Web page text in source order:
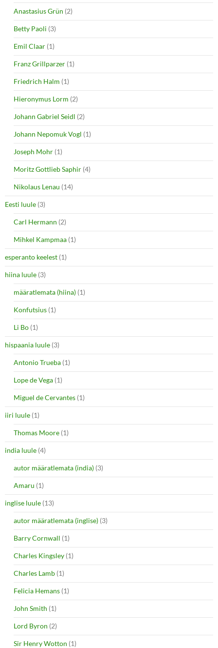
) w
)
Anastasius Grün (2)
Betty Paoli (3)
Emil Claar (1)
Franz Grillparzer (1)
Friedrich Halm (1)
Hieronymus Lorm (2)
Johann Gabriel Seidl (2)
Johann Nepomuk Vogl (1)
Joseph Mohr (1)
Moritz Gottlieb Saphir (4)
Nikolaus Lenau (14)
Eesti luule (3)
Carl Hermann (2)
Mihkel Kampmaa (1)
esperanto keelest (1)
hiina luule (3)
määratlemata (hiina) (1)
Konfutsius (1)
Li Bo (1)
hispaania luule (3)
Antonio Trueba (1)
Lope de Vega (1)
Miguel de Cervantes (1)
iiri luule (1)
Thomas Moore (1)
india luule (4)
autor määratlemata (india) (3)
Amaru (1)
inglise luule (13)
autor määratlemata (inglise) (3)
Barry Cornwall (1)
Charles Kingsley (1)
Charles Lamb (1)
Felicia Hemans (1)
John Smith (1)
Lord Byron (2)
Sir Henry Wotton (1)